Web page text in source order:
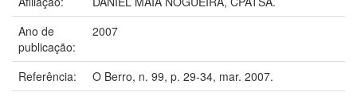
Ano de
publicação:
2007
Referência:
O Berro, n. 99, p. 29-34, mar. 2007.